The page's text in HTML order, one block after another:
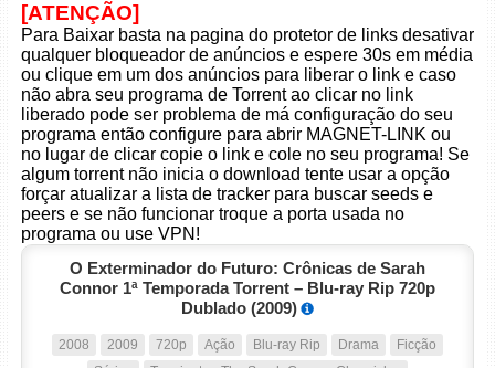
[ATENÇÃO]
Para Baixar basta na pagina do protetor de links desativar
qualquer bloqueador de anúncios e espere 30s em média
ou clique em um dos anúncios para liberar o link e caso
não abra seu programa de Torrent ao clicar no link
liberado pode ser problema de má configuração do seu
programa então configure para abrir MAGNET-LINK ou
no lugar de clicar copie o link e cole no seu programa! Se
algum torrent não inicia o download tente usar a opção
forçar atualizar a lista de tracker para buscar seeds e
peers e se não funcionar troque a porta usada no
programa ou use VPN!
O Exterminador do Futuro: Crônicas de Sarah
Connor 1ª Temporada Torrent – Blu-ray Rip 720p
Dublado (2009)
2008 2009 720p Ação Blu-ray Rip Drama
Ficção